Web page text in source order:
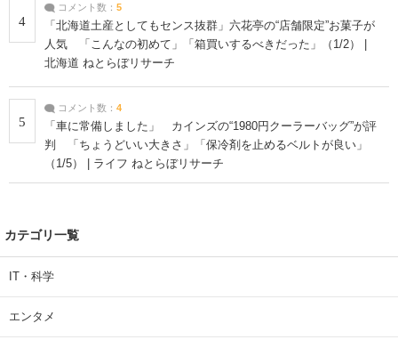
4
コメント数： 5
「北海道土産としてもセンス抜群」六花亭の“店舗限定”お菓子が
人気 「こんなの初めて」「箱買いするべきだった」（1/2） |
北海道 ねとらぼリサーチ
5
コメント数： 4
「車に常備しました」 カインズの“1980円クーラーバッグ”が評
判 「ちょうどいい大きさ」「保冷剤を止めるベルトが良い」
（1/5） | ライフ ねとらぼリサーチ
カテゴリ一覧
IT・科学
エンタメ